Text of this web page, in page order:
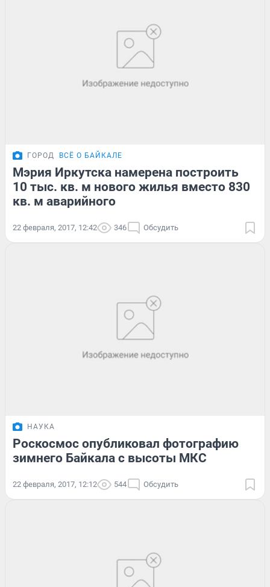
ГОРОД ВСЁ О БАЙКАЛЕ
Мэрия Иркутска намерена построить
10 тыс. кв. м нового жилья вместо 830
кв. м аварийного
22 февраля, 2017, 12:42 346 Обсудить
НАУКА
Роскосмос опубликовал фотографию
зимнего Байкала с высоты МКС
22 февраля, 2017, 12:12 544 Обсудить